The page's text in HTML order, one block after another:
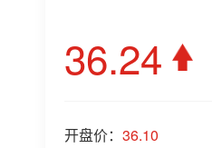
36.24
开盘价： 36.10